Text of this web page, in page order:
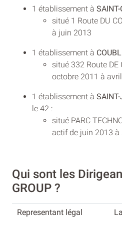
1 établissement à
situé 1 Route DU
à juin 2013
1 établissement à
situé 332 Route DE
octobre 2011 à
1 établissement à
le 42 :
situé PARC
actif de juin 2013 à
Qui sont les
GROUP ?